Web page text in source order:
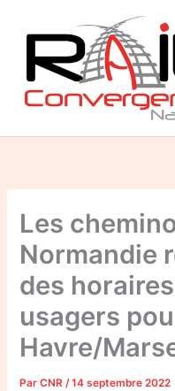
contenu
Les
Normandie
des
usagers
Havre/
ParCNR/14 septembre 2022